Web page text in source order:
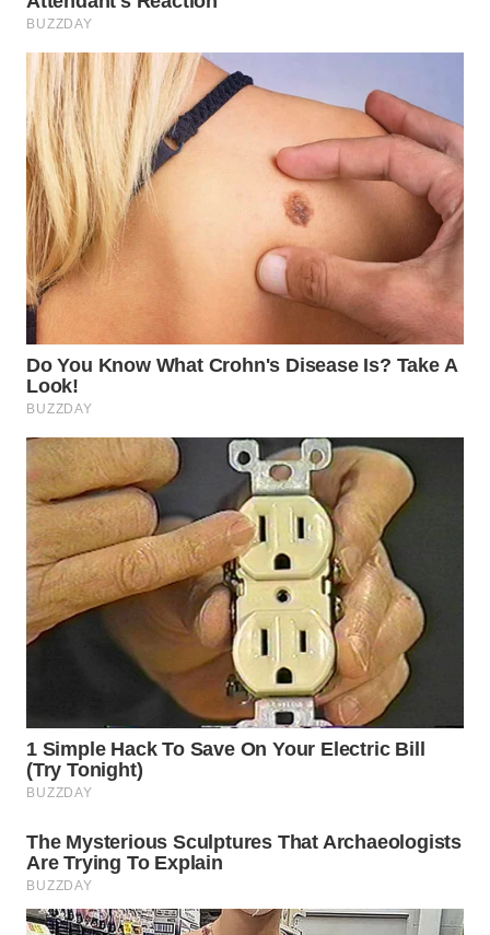
DAIRI
WN
DANAU
TOBA
WN
NIAS
WN
LANGKAT
TAPANULI
SELATAN
WN
TANJUNG
LESUNG
WN
KARO
WN
SIMALUNGUN
LABUHANBATU
WN
TENGAH
WN DELI
SERDANG